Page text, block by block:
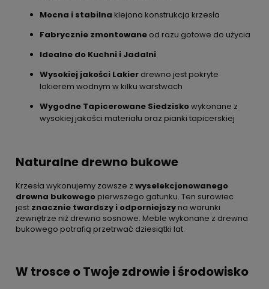
Mocna i stabilna klejona konstrukcja krzesła
Fabrycznie zmontowane od razu gotowe do użycia
Idealne do Kuchni i Jadalni
Wysokiej jakości Lakier drewno jest pokryte
lakierem wodnym w kilku warstwach
Wygodne Tapicerowane Siedziskowykonane z
wysokiej jakości materiału oraz pianki tapicerskiej
Naturalne drewno bukowe
Krzesła wykonujemy zawsze z wyselekcjonowanego
drewna bukowego pierwszego gatunku. Ten surowiec
jest znacznie twardszy i odporniejszy na warunki
zewnętrze niż drewno sosnowe. Meble wykonane z drewna
bukowego potrafią przetrwać dziesiątki lat.
W trosce o Twoje zdrowie i środowisko